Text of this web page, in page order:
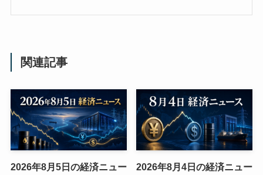
関連記事
2026年8月5日の経済ニュー
2026年8月4日の経済ニュー